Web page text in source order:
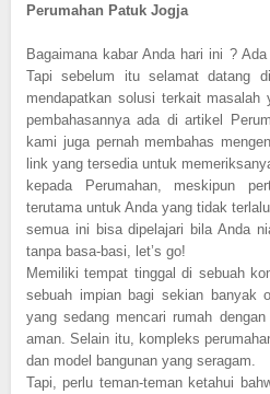
Perumahan Patuk Jogja
Bagaimana kabar Anda hari ini ?
Tapi sebelum itu selamat datang
mendapatkan solusi terkait masalah
pembahasannya ada di artikel
kami juga pernah membahas
link yang tersedia untuk
kepada Perumahan, meskipun
terutama untuk Anda yang tidak
semua ini bisa dipelajari bila Anda
tanpa basa-basi, let’s go!
Memiliki tempat tinggal di sebuah
sebuah impian bagi sekian banyak
yang sedang mencari rumah
aman. Selain itu, kompleks
dan model bangunan yang seragam.
Tapi, perlu teman-teman ketahui